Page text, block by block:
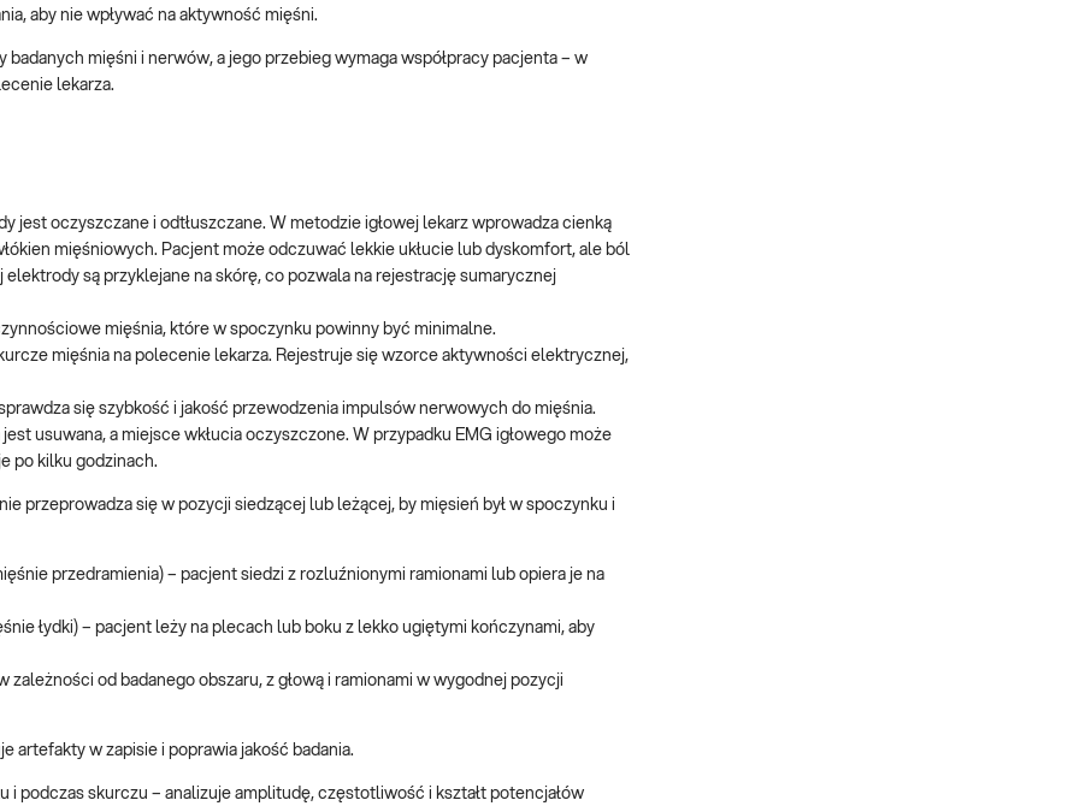
aby nie wpływać na aktywność mięśni.
mięśni i nerwów, a jego przebieg wymaga współpracy pacjenta – w
lekarza.
jest oczyszczane i odtłuszczane. W metodzie igłowej lekarz wprowadza cienką
mięśniowych. Pacjent może odczuwać lekkie ukłucie lub dyskomfort, ale ból
są przyklejane na skórę, co pozwala na rejestrację sumarycznej
mięśnia, które w spoczynku powinny być minimalne.
mięśnia na polecenie lekarza. Rejestruje się wzorce aktywności elektrycznej,
się szybkość i jakość przewodzenia impulsów nerwowych do mięśnia.
usuwana, a miejsce wkłucia oczyszczone. W przypadku EMG igłowego może
po kilku godzinach.
przeprowadza się w pozycji siedzącej lub leżącej, by mięsień był w spoczynku i
przedramienia) – pacjent siedzi z rozluźnionymi ramionami lub opiera je na
łydki) – pacjent leży na plecach lub boku z lekko ugiętymi kończynami, aby
od badanego obszaru, z głową i ramionami w wygodnej pozycji
artefakty w zapisie i poprawia jakość badania.
i podczas skurczu – analizuje amplitudę, częstotliwość i kształt potencjałów